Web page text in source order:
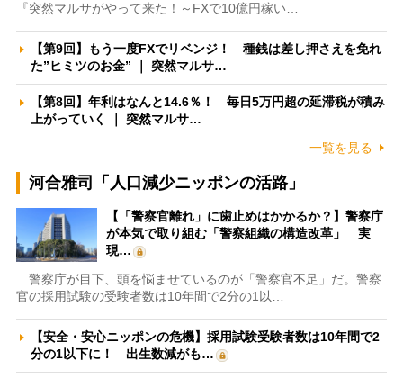
『突然マルサがやって来た！～FXで10億円稼い…
【第9回】もう一度FXでリベンジ！ 種銭は差し押さえを免れ
た”ヒミツのお金” ｜ 突然マルサ…
【第8回】年利はなんと14.6％！ 毎日5万円超の延滞税が積み
上がっていく ｜ 突然マルサ…
一覧を見る
河合雅司「人口減少ニッポンの活路」
【「警察官離れ」に歯止めはかかるか？】警察庁
が本気で取り組む「警察組織の構造改革」 実
現…
警察庁が目下、頭を悩ませているのが「警察官不足」だ。警察
官の採用試験の受験者数は10年間で2分の1以…
【安全・安心ニッポンの危機】採用試験受験者数は10年間で2
分の1以下に！ 出生数減がも…